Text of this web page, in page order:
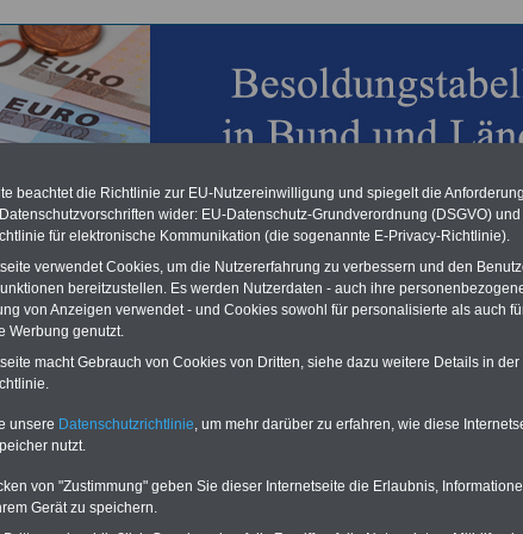
für Beamte & Ruhestandsbeamte (geringe Alimentation)
hat die Berliner Landesbesoldung für verfassungs-
Auch beim Bund (Beamte & Ruhestandsbeamte) gibt es teilweise
(Medienberichten zufolge liegt diese für alle (!) Beamte
mind. 3.000 und 13.000 Euro, Der INFO-SERVICE gibt hierzu eine
heraus, die unmittelbar nach dem Beschluss des Gesetzentwurfs der
der Broschüre.
Personalräte - Buchstabe T
mit Textlink:Diesen Platz können Sie mieten! Schon für 250 Euro
einen Textlink mit 150 Zeichen oder einen Banner für drei Monate
der auf allen Einzelseiten dieser Website eingeblendet wird. Interesse?
beachtet die Richtlinie zur EU-Nutzereinwilligung und spiegelt die
wider: EU-Datenschutz-Grundverordnung (DSGVO) und
für elektronische Kommunikation (die sogenannte E-Privacy-Richtlinie).
verwendet Cookies, um die Nutzererfahrung zu verbessern und den
bereitzustellen. Es werden Nutzerdaten - auch ihre
von Anzeigen verwendet - und Cookies sowohl für personalisierte als auch
Werbung genutzt.
macht Gebrauch von Cookies von Dritten, siehe dazu weitere Details in der
unsere Datenschutzrichtlinie, um mehr darüber zu erfahren, wie diese
nutzt.
von "Zustimmung" geben Sie dieser Internetseite die Erlaubnis,
Gerät zu speichern.